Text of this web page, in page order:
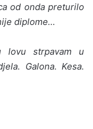
od onda preturilo
diplome…
lovu strpavam u
Galona. Kesa.